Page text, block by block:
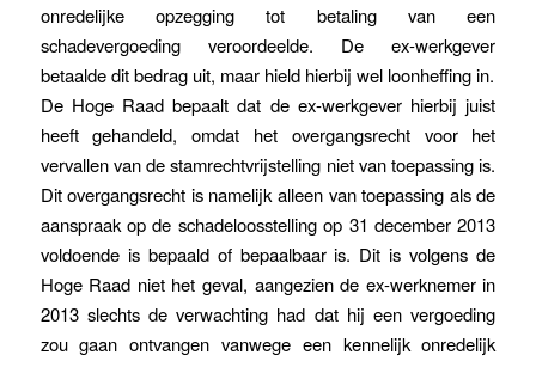
onredelijke opzegging tot betaling van een
schadevergoeding veroordeelde. De ex-werkgever
betaalde dit bedrag uit, maar hield hierbij wel loonheffing in.
De Hoge Raad bepaalt dat de ex-werkgever hierbij juist
heeft gehandeld, omdat het overgangsrecht voor het
vervallen van de stamrechtvrijstelling niet van toepassing is.
Dit overgangsrecht is namelijk alleen van toepassing als de
aanspraak op de schadeloosstelling op 31 december 2013
voldoende is bepaald of bepaalbaar is. Dit is volgens de
Hoge Raad niet het geval, aangezien de ex-werknemer in
2013 slechts de verwachting had dat hij een vergoeding
zou gaan ontvangen vanwege een kennelijk onredelijk